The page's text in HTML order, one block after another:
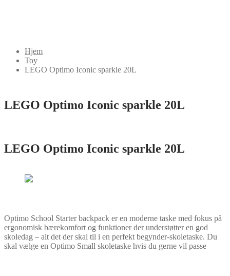
Hjem
Toy
LEGO Optimo Iconic sparkle 20L
LEGO Optimo Iconic sparkle 20L
LEGO Optimo Iconic sparkle 20L
Optimo School Starter backpack er en moderne taske med fokus på
ergonomisk bærekomfort og funktioner der understøtter en god
skoledag – alt det der skal til i en perfekt begynder-skoletaske. Du
skal vælge en Optimo Small skoletaske hvis du gerne vil passe